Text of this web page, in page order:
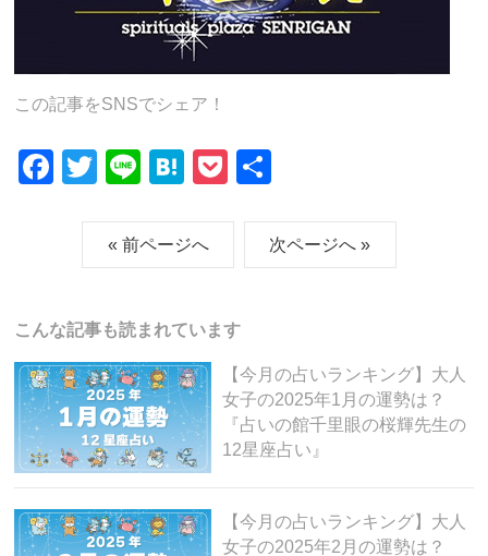
この記事をSNSでシェア！
F
o
o
k
T
tt
er
Li
e
H
e
n
P
et
次ページへ »
« 前ページへ
こんな記事も読まれています
【今月の占いランキング】大人
女子の2025年1月の運勢は？
『占いの館千里眼の桜輝先生の
12星座占い』
【今月の占いランキング】大人
女子の2025年2月の運勢は？